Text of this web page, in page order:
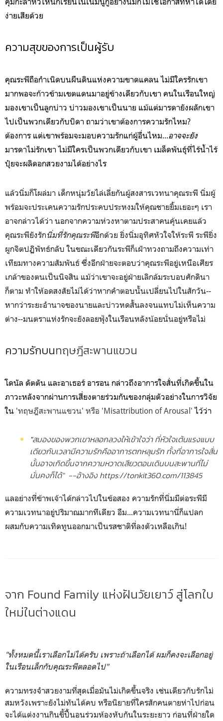
ง่ายเสียด้วย
ความสุขของการเป็นผู้รับ
คุณระพีถือกำเนิดบนผืนดินแห่งความขาดแคลน ไม่มีใครรักเขา
มากพอจะก้าวข้ามเขตแดนมาอยู่ข้างเดียวกับเขา คนในเรือนใหญ่
มองเขาเป็นลูกบ่าว บ่าวมองเขาเป็นนาย แม้แต่มารดายังผลักเขา
ไปเป็นพวกเดียวกับบิดา ถามว่าเขาต้องการความรักไหม?
ต้องการ แต่เขาพร้อมจะมอบความรักแก่ผู้อื่นไหม...อาจจะยัง
มารดาไม่รักเขา ไม่มีใครเป็นพวกเดียวกับเขา เมล็ดพันธุ์ที่ไร้น้ำไร้
ปุ๋ยจะผลิดอกสวยงามได้อย่างไร
แล้วนิ่มก็โผล่มา เด็กหนุ่มวัยไล่เลี่ยกันผู้สงสารเวทนาคุณระพี นิ่มผู้
พร้อมจะประเคนความรักประคบประหงมให้คุณชายยิ้มเยอะๆ เรา
อาจกล่าวได้ว่า นอกจากความห่วงหาตามประสาคนคุ้นเคยแล้ว
คุณระพียังรักนิ่มที่รักคุณระพีอีกด้วย ยิ่งนิ่มอุทิศหัวใจให้ระพี ระพียิ่ง
ผูกจิตปฏิพัทธ์กลับ ในขณะเดียวกันระพีก็เฝ้าทวงถามถึงความเท่า
เทียมทางความสัมพันธ์ ซึ่งอีกฝ่ายจะตอบว่าคุณระพีอยู่เหนือเศียร
เกล้าของตนเป็นนิจสิน แม้ว่าเขาจะอยู่ฝ่ายเลิกล้มระบอบศักดินา
ก็ตาม ทำให้อดสงสัยไม่ได้ว่าหากคำตอบนั้นเปลี่ยนไปในสักวัน--
หากว่าระยะอำนาจของนายและบ่าวหดสั้นลงจนแทบไม่เห็นความ
ต่าง--มนตราแห่งรักจะยังลอยฟุ้งในเรือนหลังน้อยนั่นอยู่หรือไม่
ความรักบนทฤษฎีสะพานแขวน
โดนัล ดัตตัน และอาเธอร์ อารอน กล่าวถึงอาการใจสั่นที่เกิดขึ้นใน
ภาวะหลังจากผ่านการเสี่ยงตายร่วมกันของกลุ่มตัวอย่างในการวิจัย
ใน 'ทฤษฎีสะพานแขวน' หรือ 'Misattribution of Arousal'ไว้ว่า
"สมองของพวกเขาหลอกลวงให้เข้าใจว่า ที่หัวใจเต้นแรงแบบ
เดียวกับเวลามีความรักคืออาการตกหลุมรัก ทั้งที่อาการใจสั่น
นั้นอาจเกิดขึ้นจากความหวาดเสียวตอนเดินบนสะพานที่ไม่
มั่นคงก็ได้" --อ้างอิง https://tonkit360.com/113845
แลอย่างที่ข้าพเจ้าได้กล่าวไปในข้อสอง ความรักที่นิ่มมีต่อระพีมี
ความเวทนาอยู่ปริมาณมากทีเดียว อืม...ความเวทนานี่ก็แปลก
ผสมกับความเทิดทูนออกมาเป็นรสชาติที่ลงตัวเหลือเกิน!
จาก Found Family แห่งฝันวัยเยาว์ สู่โลกใบ
ใหม่ในต่างแดน
"ทั้งหมดนี้เราเลือกไม่ได้ครับ เพราะถ้าเลือกได้ ผมก็คงจะเลือกอยู่
ในเรือนเล็กกับคุณระพีตลอดไป"
ความทรงจำสวยงามที่สุดเมื่อมันไม่เกิดขึ้นจริง เช่นเดียวกับรักไม่
สมหวังเพราะยังไม่ทันได้คบ หรือนิยายที่ใครสักคนตายห่าไปก่อน
จะได้แต่งงานกินขี้ปี้นอนร่วมห้องหับกันในระยะยาว ก่อนที่ฝ่ายใด